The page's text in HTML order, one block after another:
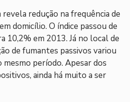
redução na frequência de
domicílio. O índice passou de
10,2% em 2013. Já no local de
de fumantes passivos variou
mesmo período. Apesar dos
ainda há muito a ser